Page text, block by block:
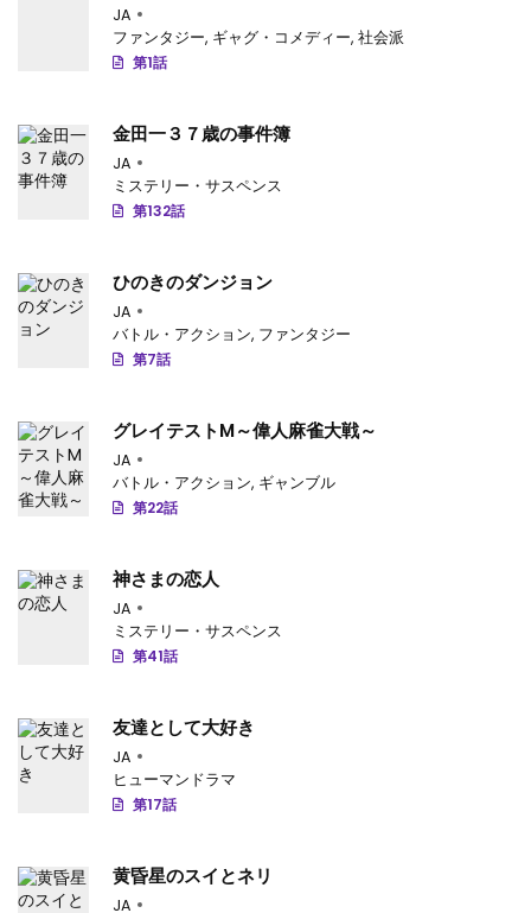
第1085話: 第1085話
第1084話 : 第1084話
第1083話: 第1083話
第1082話: 第1082話
第1081話: 第1081話
第1079話: 第1079話
第1078話: 第1078話
第1076話: 第1076話
第1075話: 第1075話
第1073話 : 第1073話
第1072話: 第1072話
第1070話: 第1070話
第1069話: 第1069話
第1067話: 第1067話
JA
ファンタジー, ギャグ・コメディー, 社会派
第1話
金田一３７歳の事件簿
JA
ミステリー・サスペンス
第132話
ひのきのダンジョン
JA
バトル・アクション, ファンタジー
第7話
グレイテストM～偉人麻雀大戦～
JA
バトル・アクション, ギャンブル
第22話
神さまの恋人
JA
ミステリー・サスペンス
第41話
友達として大好き
JA
ヒューマンドラマ
第17話
黄昏星のスイとネリ
JA